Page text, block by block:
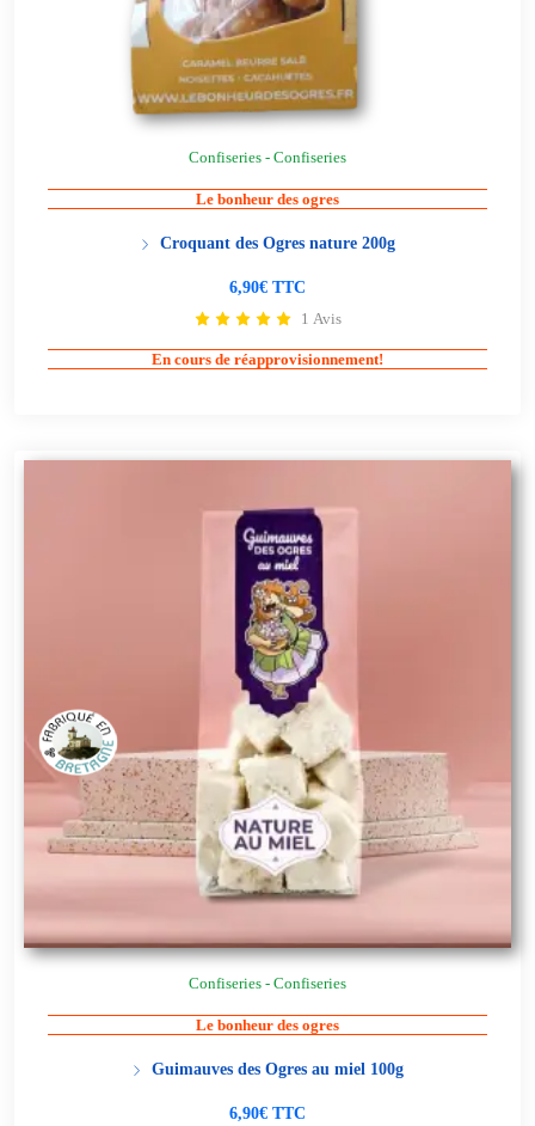
Confiseries - Confiseries
Le bonheur des ogres
Croquant des Ogres nature 200g
6,90€ TTC
1 Avis
En cours de réapprovisionnement!
Confiseries - Confiseries
Le bonheur des ogres
Guimauves des Ogres au miel 100g
6,90€ TTC